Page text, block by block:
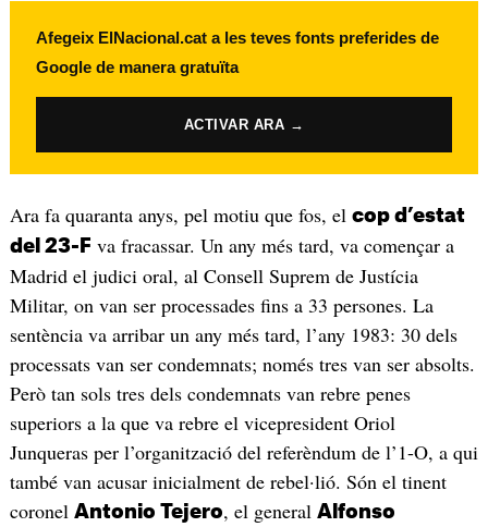
Afegeix ElNacional.cat a les teves fonts preferides de
Google de manera gratuïta
ACTIVAR ARA →
Ara fa quaranta anys, pel motiu que fos, el cop d’estat
del 23-F va fracassar. Un any més tard, va començar a
Madrid el judici oral, al Consell Suprem de Justícia
Militar, on van ser processades fins a 33 persones. La
sentència va arribar un any més tard, l’any 1983: 30 dels
processats van ser condemnats; només tres van ser absolts.
Però tan sols tres dels condemnats van rebre penes
superiors a la que va rebre el vicepresident Oriol
Junqueras per l’organització del referèndum de l’1-O, a qui
també van acusar inicialment de rebel·lió. Són el tinent
coronel Antonio Tejero, el general Alfonso